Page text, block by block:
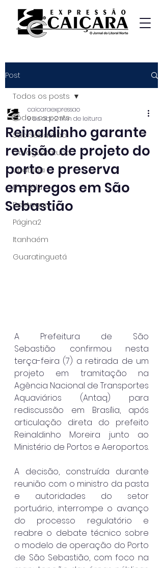
Post
Todos os posts
São Sebastião
Caraguatatuba
Ubatuba
Ilhabela
Destaque
Página2
Itanhaém
Guaratinguetá
Todos os posts
Reinaldinho garante
revisão de projeto do
porto e preserva
empregos em São
Sebastião
caicaraexpressao
9 de abr.2 min de leitura
A Prefeitura de São
Sebastião confirmou nesta
terça-feira (7) a retirada de um
projeto em tramitação na
Agência Nacional de Transportes
Aquaviários (Antaq) para
rediscussão em Brasília, após
articulação direta do prefeito
Reinaldinho Moreira junto ao
Ministério de Portos e Aeroportos.
A decisão, construída durante
reunião com o ministro da pasta
e autoridades do setor
portuário, interrompe o avanço
do processo regulatório e
reabre o debate técnico sobre
o modelo de operação do Porto
de São Sebastião, com foco na